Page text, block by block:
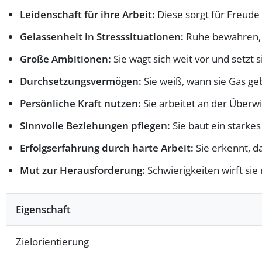
Leidenschaft für ihre Arbeit: Diese sorgt für
Gelassenheit in Stresssituationen: Ruhe
Große Ambitionen: Sie wagt sich weit vor und setzt
Durchsetzungsvermögen: Sie weiß, wann sie Gas
Persönliche Kraft nutzen: Sie arbeitet an der
Sinnvolle Beziehungen pflegen: Sie baut ein
Erfolgserfahrung durch harte Arbeit: Sie erkennt,
Mut zur Herausforderung: Schwierigkeiten wirft sie
Eigenschaft
Zielorientierung